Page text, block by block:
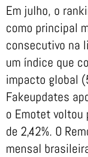
Em julho, o
como principal
consecutivo na
um índice que
impacto global
Fakeupdates
o Emotet voltou
de 2,42%. O
mensal